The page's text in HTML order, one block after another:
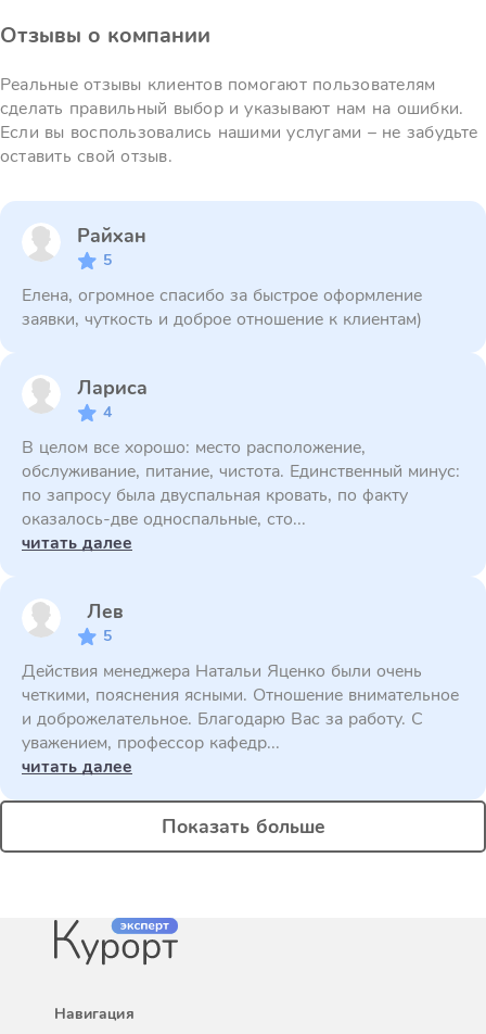
Отзывы о компании
Реальные отзывы клиентов помогают пользователям
сделать правильный выбор и указывают нам на ошибки.
Если вы воспользовались нашими услугами – не забудьте
оставить свой отзыв.
Райхан
5
Елена, огромное спасибо за быстрое оформление
заявки, чуткость и доброе отношение к клиентам)
Лариса
4
В целом все хорошо: место расположение,
обслуживание, питание, чистота. Единственный минус:
по запросу была двуспальная кровать, по факту
оказалось-две односпальные, сто...
читать далее
Лев
5
Действия менеджера Натальи Яценко были очень
четкими, пояснения ясными. Отношение внимательное
и доброжелательное. Благодарю Вас за работу. С
уважением, профессор кафедр...
читать далее
Показать больше
Навигация